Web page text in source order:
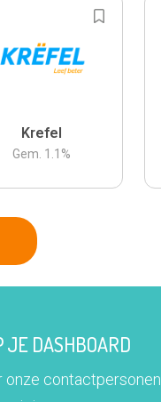
Krefel
Gem. 1.1 %
JE DASHBOARD
onze contactpersonen